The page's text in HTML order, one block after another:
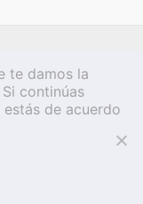
te damos la
continúas
de acuerdo